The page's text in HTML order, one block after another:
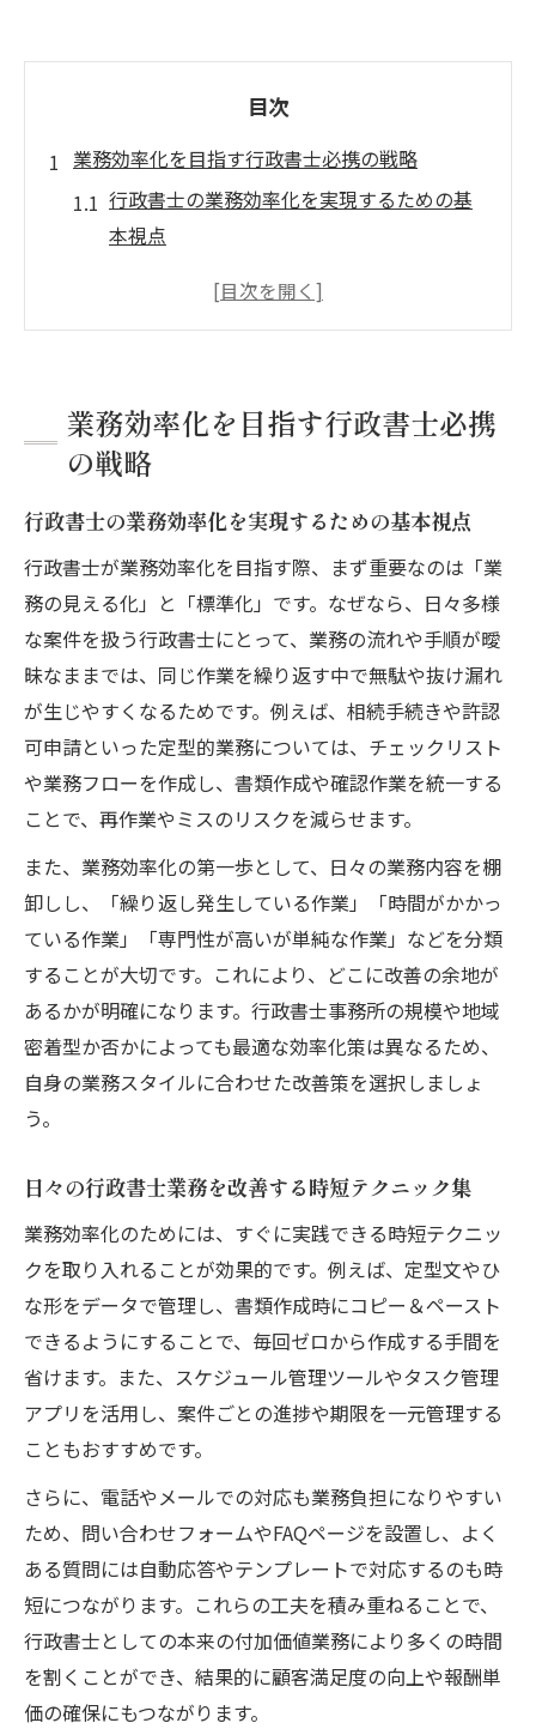
目次
業務効率化を目指す行政書士必携の戦略
行政書士の業務効率化を実現するための基
本視点
日々の行政書士業務を改善する時短テクニ
ICT活用で行政書士の業務効率が大幅アップ
行政書士が陥りやすい非効率な作業を見直
す方法
行政書士が注目すべき人気業務分野の特徴
行政書士として需要の高い分野を見極める
方法
行政書士業務の選択で失敗しないための視
点
行政書士業務の人気分野を選ぶ際の判断基
準
将来性ある行政書士分野を選ぶためのアプ
ローチ
現場で活躍する行政書士の実践テクニック集
行政書士が現場で役立つ応用テクニックを
公開
行政書士業務の現場力を高める実践ノウハ
事例
行政書士の現場で使える効率化アイデア集
行政書士業務で成果を出す現場対応の工夫
相続や許認可で行政書士が差をつける方法
行政書士が相続分野で信頼を得るための工
夫
許認可業務で行政書士が選ばれる理由とは
行政書士が相続と許認可で差別化を図る戦
行政書士の相続業務でのトラブル回避術
行政書士の許認可申請を成功に導く秘訣
将来性重視なら行政書士は何を学ぶべきか
行政書士が将来性分野で力を伸ばすための
学び
業務効率化を目指す行政書士必携
の戦略
行政書士の業務効率化を実現するための基本視点
行政書士が業務効率化を目指す際、まず重要なのは「業
務の見える化」と「標準化」です。なぜなら、日々多様
な案件を扱う行政書士にとって、業務の流れや手順が曖
昧なままでは、同じ作業を繰り返す中で無駄や抜け漏れ
が生じやすくなるためです。例えば、相続手続きや許認
可申請といった定型的業務については、チェックリスト
や業務フローを作成し、書類作成や確認作業を統一する
ことで、再作業やミスのリスクを減らせます。
また、業務効率化の第一歩として、日々の業務内容を棚
卸しし、「繰り返し発生している作業」「時間がかかっ
ている作業」「専門性が高いが単純な作業」などを分類
することが大切です。これにより、どこに改善の余地が
あるかが明確になります。行政書士事務所の規模や地域
密着型か否かによっても最適な効率化策は異なるため、
自身の業務スタイルに合わせた改善策を選択しましょ
う。
日々の行政書士業務を改善する時短テクニック集
業務効率化のためには、すぐに実践できる時短テクニッ
クを取り入れることが効果的です。例えば、定型文やひ
な形をデータで管理し、書類作成時にコピー＆ペースト
できるようにすることで、毎回ゼロから作成する手間を
省けます。また、スケジュール管理ツールやタスク管理
アプリを活用し、案件ごとの進捗や期限を一元管理する
こともおすすめです。
さらに、電話やメールでの対応も業務負担になりやすい
ため、問い合わせフォームやFAQページを設置し、よく
ある質問には自動応答やテンプレートで対応するのも時
短につながります。これらの工夫を積み重ねることで、
行政書士としての本来の付加価値業務により多くの時間
を割くことができ、結果的に顧客満足度の向上や報酬単
価の確保にもつながります。